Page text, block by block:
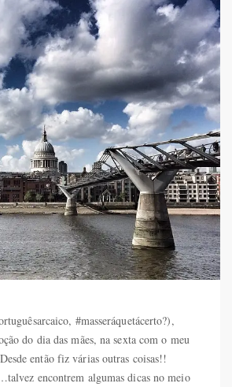
#masseráquetácerto?),
do dia das mães, na sexta com o meu
então fiz várias outras coisas!!
encontrem algumas dicas no meio